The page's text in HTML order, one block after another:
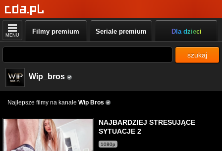
MENU Filmy premium Seriale premium Dla dzieci
szukaj
Wip_bros
Najlepsze filmy na kanale Wip Bros
NAJBARDZIEJ STRESUJĄCE
SYTUACJE 2
1080p